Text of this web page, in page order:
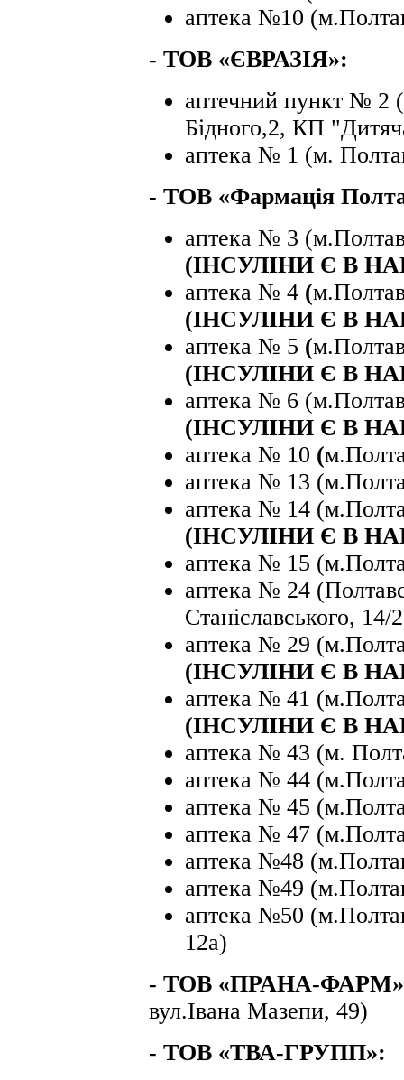
аптека №10
- ТОВ «ЄВРАЗІЯ»:
аптечний пункт № 2
Бідного,2, КП
аптека № 1 (м.
- ТОВ «Фармація
аптека № 3
(ІНСУЛІНИ Є В
аптека № 4 (
(ІНСУЛІНИ Є В
аптека № 5 (
(ІНСУЛІНИ Є В
аптека № 6
(ІНСУЛІНИ Є В
аптека № 10 (
аптека № 13
аптека № 14
(ІНСУЛІНИ Є В
аптека № 15
аптека № 24
Станіславського, 14/
аптека № 29
(ІНСУЛІНИ Є В
аптека № 41
(ІНСУЛІНИ Є В
аптека № 43 (м.
аптека № 44
аптека № 45
аптека № 47
аптека №48
аптека №49
аптека №50
12а)
- ТОВ «ПРАНА-
вул.Івана Мазепи, 49)
- ТОВ «ТВА-ГРУПП»: